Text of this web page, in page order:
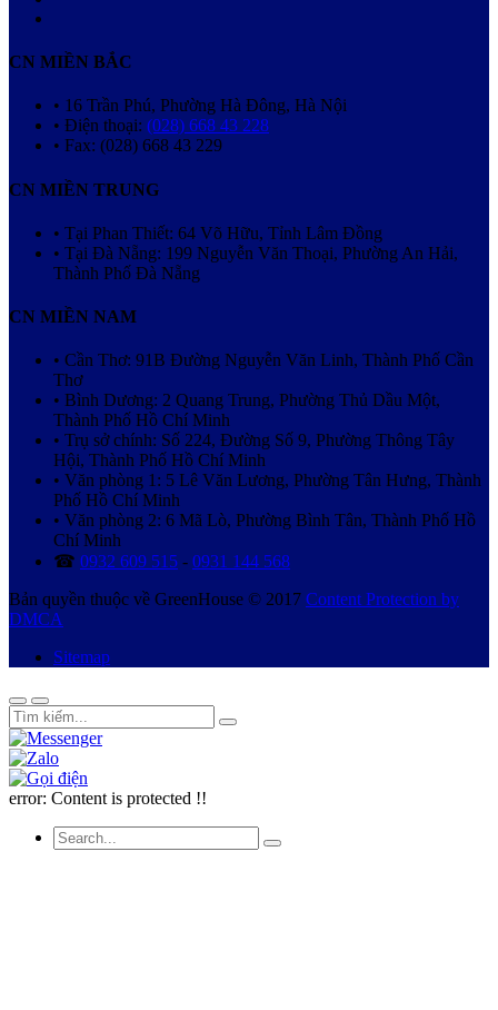
CN MIỀN BẮC
• 16 Trần Phú, Phường Hà Đông, Hà Nội
• Điện thoại: (028) 668 43 228
• Fax: (028) 668 43 229
CN MIỀN TRUNG
• Tại Phan Thiết: 64 Võ Hữu, Tỉnh Lâm Đồng
• Tại Đà Nẵng: 199 Nguyễn Văn Thoại, Phường An Hải,
Thành Phố Đà Nẵng
CN MIỀN NAM
• Cần Thơ: 91B Đường Nguyễn Văn Linh, Thành Phố Cần
Thơ
• Bình Dương: 2 Quang Trung, Phường Thủ Dầu Một,
Thành Phố Hồ Chí Minh
• Trụ sở chính: Số 224, Đường Số 9, Phường Thông Tây
Hội, Thành Phố Hồ Chí Minh
• Văn phòng 1: 5 Lê Văn Lương, Phường Tân Hưng, Thành
Phố Hồ Chí Minh
• Văn phòng 2: 6 Mã Lò, Phường Bình Tân, Thành Phố Hồ
Chí Minh
☎ 0932 609 515 - 0931 144 568
Bản quyền thuộc về GreenHouse © 2017 Content Protection by
DMCA
Sitemap
error: Content is protected !!